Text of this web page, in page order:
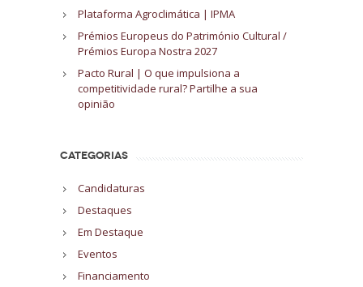
Plataforma Agroclimática | IPMA
Prémios Europeus do Património Cultural /
Prémios Europa Nostra 2027
Pacto Rural | O que impulsiona a
competitividade rural? Partilhe a sua
opinião
CATEGORIAS
Candidaturas
Destaques
Em Destaque
Eventos
Financiamento